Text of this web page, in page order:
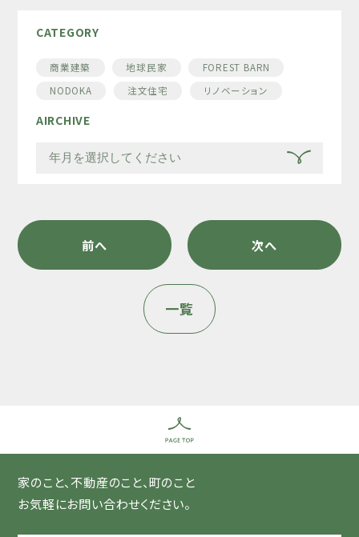
CATEGORY
商業建築 地球民家
FOREST BARN
NODOKA
注文住宅 リノベーション
AIRCHIVE
一覧
前へ 次へ
家のこと、不動産のこと、町のこと
お気軽にお問い合わせください。